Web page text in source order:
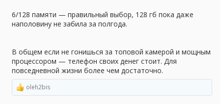
6/128 памяти — правильный выбор, 128 гб пока даже
наполовину не забила за полгода.
В общем если не гонишься за топовой камерой и мощным
процессором — телефон своих денег стоит. Для
повседневной жизни более чем достаточно.
Р
е
oleh2bis